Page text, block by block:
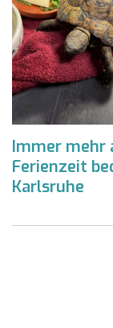
Immer mehr
Ferienzeit
Karlsruhe